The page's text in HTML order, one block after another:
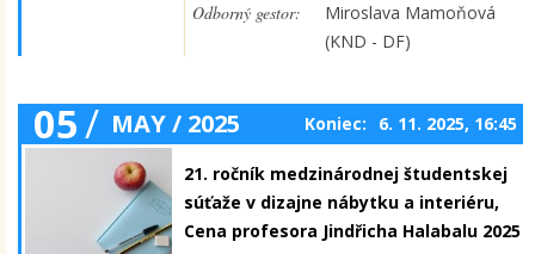
Odborný gestor:
Miroslava Mamoňová
(KND - DF)
05/ MAY / 2025 Koniec: 6. 11. 2025, 16:45
21. ročník medzinárodnej študentskej
súťaže v dizajne nábytku a interiéru,
Cena profesora Jindřicha Halabalu 2025